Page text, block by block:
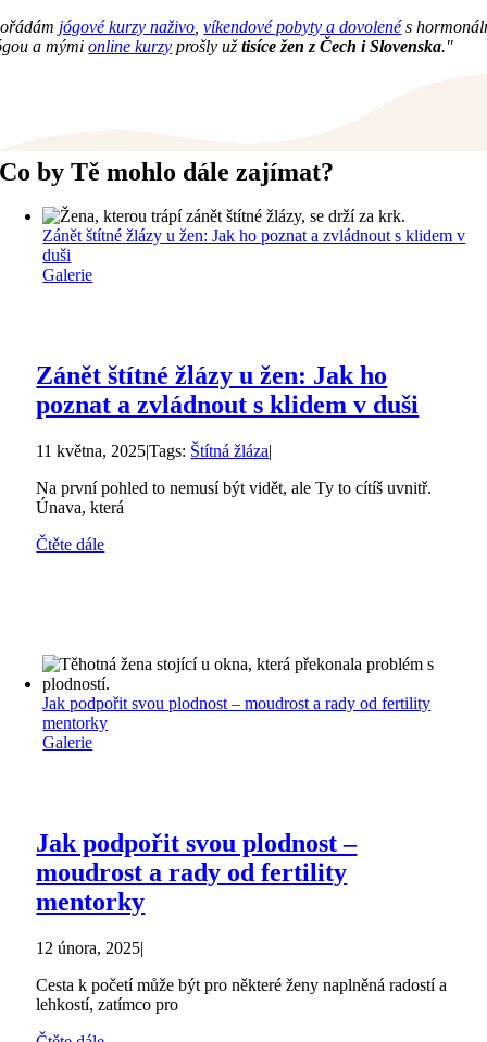
jógové kurzy naživo ,víkendové pobyty a dovolenés
a mýmionline kurzy prošly užtisíce žen z Čech i Slovenska."
Co by Tě mohlo dále zajímat?
Zánět štítné žlázy u žen: Jak ho poznat a zvládnout s klidem v
duši
Galerie
Zánět štítné žlázy u žen: Jak ho
poznat a zvládnout s klidem v duši
11 května, 2025|Tags: Štítná žláza|
Na první pohled to nemusí být vidět, ale Ty to cítíš uvnitř.
Únava, která
Čtěte dále
Jak podpořit svou plodnost – moudrost a rady od fertility
mentorky
Galerie
Jak podpořit svou plodnost –
moudrost a rady od fertility
mentorky
12 února, 2025|
Cesta k početí může být pro některé ženy naplněná radostí a
lehkostí, zatímco pro